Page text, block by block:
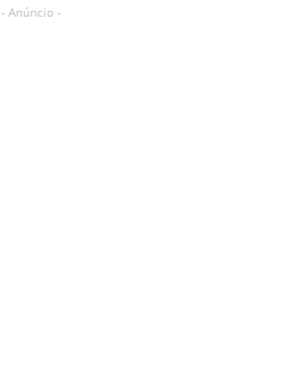
- Anúncio -